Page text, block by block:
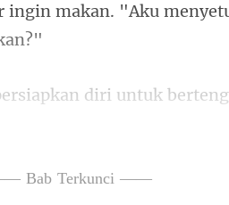
ingin makan. "Aku me
Bab Terkunci ——